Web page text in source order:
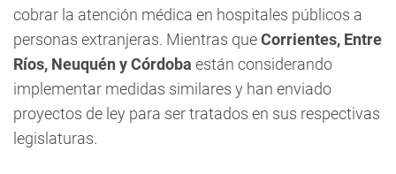
cobrar la atención médica en hospitales públicos a
personas extranjeras. Mientras queCorrientes, Entre
Ríos, Neuquén y Córdoba están considerando
implementar medidas similares y han enviado
proyectos de ley para ser tratados en sus respectivas
legislaturas.